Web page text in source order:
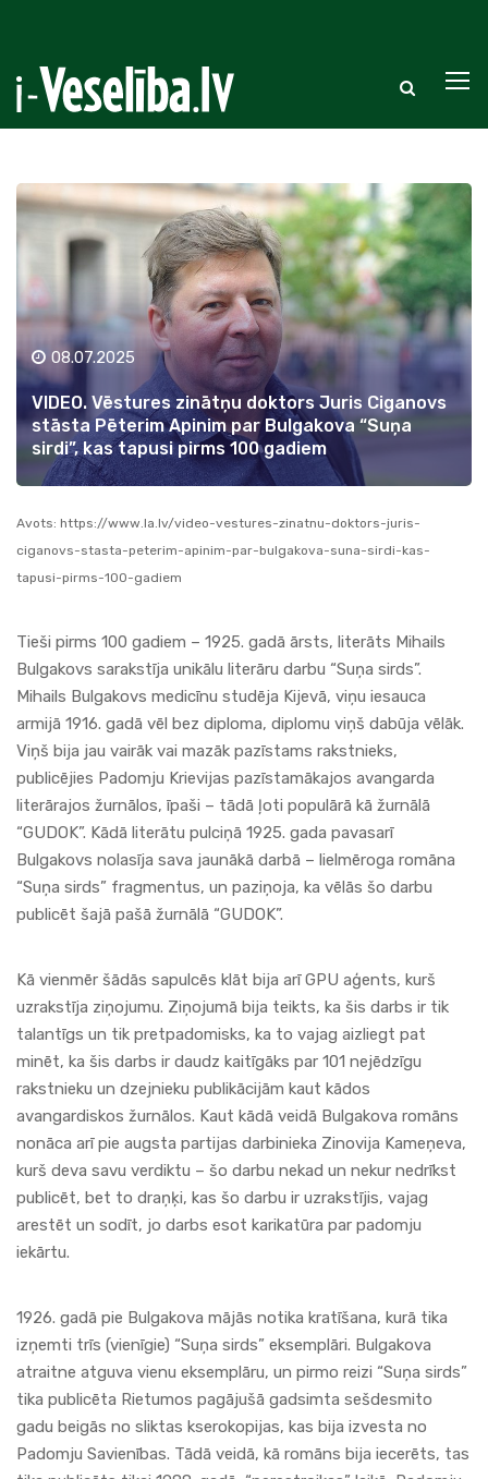
08.07.2025
VIDEO. Vēstures zinātņu doktors Juris Ciganovs
stāsta Pēterim Apinim par Bulgakova “Suņa
sirdi”, kas tapusi pirms 100 gadiem
Avots: https://www.la.lv/video-vestures-zinatnu-doktors-juris-
ciganovs-stasta-peterim-apinim-par-bulgakova-suna-sirdi-kas-
tapusi-pirms-100-gadiem
Tieši pirms 100 gadiem – 1925. gadā ārsts, literāts Mihails
Bulgakovs sarakstīja unikālu literāru darbu “Suņa sirds”.
Mihails Bulgakovs medicīnu studēja Kijevā, viņu iesauca
armijā 1916. gadā vēl bez diploma, diplomu viņš dabūja vēlāk.
Viņš bija jau vairāk vai mazāk pazīstams rakstnieks,
publicējies Padomju Krievijas pazīstamākajos avangarda
literārajos žurnālos, īpaši – tādā ļoti populārā kā žurnālā
“GUDOK”. Kādā literātu pulciņā 1925. gada pavasarī
Bulgakovs nolasīja sava jaunākā darbā – lielmēroga romāna
“Suņa sirds” fragmentus, un paziņoja, ka vēlās šo darbu
publicēt šajā pašā žurnālā “GUDOK”.
Kā vienmēr šādās sapulcēs klāt bija arī GPU aģents, kurš
uzrakstīja ziņojumu. Ziņojumā bija teikts, ka šis darbs ir tik
talantīgs un tik pretpadomisks, ka to vajag aizliegt pat
minēt, ka šis darbs ir daudz kaitīgāks par 101 nejēdzīgu
rakstnieku un dzejnieku publikācijām kaut kādos
avangardiskos žurnālos. Kaut kādā veidā Bulgakova romāns
nonāca arī pie augsta partijas darbinieka Zinovija Kameņeva,
kurš deva savu verdiktu – šo darbu nekad un nekur nedrīkst
publicēt, bet to draņķi, kas šo darbu ir uzrakstījis, vajag
arestēt un sodīt, jo darbs esot karikatūra par padomju
iekārtu.
1926. gadā pie Bulgakova mājās notika kratīšana, kurā tika
izņemti trīs (vienīgie) “Suņa sirds” eksemplāri. Bulgakova
atraitne atguva vienu eksemplāru, un pirmo reizi “Suņa sirds”
tika publicēta Rietumos pagājušā gadsimta sešdesmito
gadu beigās no sliktas kserokopijas, kas bija izvesta no
Padomju Savienības. Tādā veidā, kā romāns bija iecerēts, tas